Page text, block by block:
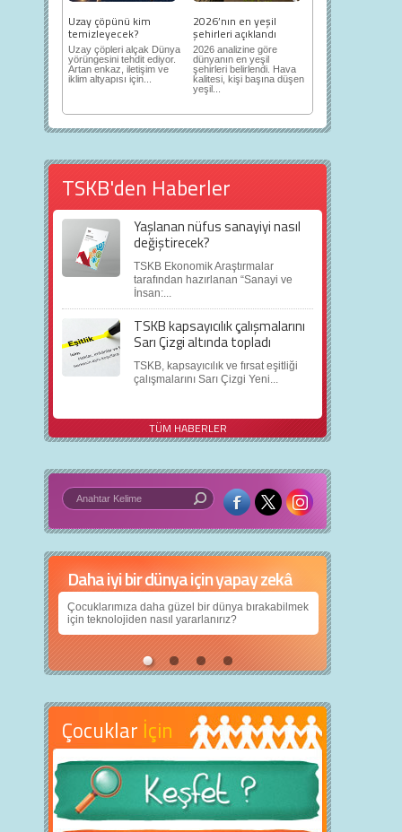
Uzay çöpünü kim
temizleyecek?
Uzay çöpleri alçak Dünya
yörüngesini tehdit ediyor.
Artan enkaz, iletişim ve
iklim altyapısı için...
2026’nın en yeşil
şehirleri açıklandı
2026 analizine göre
dünyanın en yeşil
şehirleri belirlendi. Hava
kalitesi, kişi başına düşen
yeşil...
TSKB'den Haberler
Yaşlanan nüfus sanayiyi nasıl
değiştirecek?
TSKB Ekonomik Araştırmalar
tarafından hazırlanan “Sanayi ve
İnsan:...
TSKB kapsayıcılık çalışmalarını
Sarı Çizgi altında topladı
TSKB, kapsayıcılık ve fırsat eşitliği
çalışmalarını Sarı Çizgi Yeni...
TÜM HABERLER
Daha iyi bir dünya için yapay zekâ
Çocuklarımıza daha güzel bir dünya bırakabilmek
için teknolojiden nasıl yararlanırız?
Çocuklar İçin